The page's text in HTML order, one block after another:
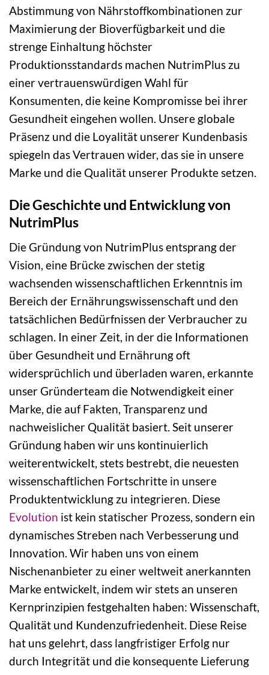
Abstimmung von Nährstoffkombinationen zur
Maximierung der Bioverfügbarkeit und die
strenge Einhaltung höchster
Produktionsstandards machen NutrimPlus zu
einer vertrauenswürdigen Wahl für
Konsumenten, die keine Kompromisse bei ihrer
Gesundheit eingehen wollen. Unsere globale
Präsenz und die Loyalität unserer Kundenbasis
spiegeln das Vertrauen wider, das sie in unsere
Marke und die Qualität unserer Produkte setzen.
Die Geschichte und Entwicklung von
NutrimPlus
Die Gründung von NutrimPlus entsprang der
Vision, eine Brücke zwischen der stetig
wachsenden wissenschaftlichen Erkenntnis im
Bereich der Ernährungswissenschaft und den
tatsächlichen Bedürfnissen der Verbraucher zu
schlagen. In einer Zeit, in der die Informationen
über Gesundheit und Ernährung oft
widersprüchlich und überladen waren, erkannte
unser Gründerteam die Notwendigkeit einer
Marke, die auf Fakten, Transparenz und
nachweislicher Qualität basiert. Seit unserer
Gründung haben wir uns kontinuierlich
weiterentwickelt, stets bestrebt, die neuesten
wissenschaftlichen Fortschritte in unsere
Produktentwicklung zu integrieren. Diese
Evolution ist kein statischer Prozess, sondern ein
dynamisches Streben nach Verbesserung und
Innovation. Wir haben uns von einem
Nischenanbieter zu einer weltweit anerkannten
Marke entwickelt, indem wir stets an unseren
Kernprinzipien festgehalten haben: Wissenschaft,
Qualität und Kundenzufriedenheit. Diese Reise
hat uns gelehrt, dass langfristiger Erfolg nur
durch Integrität und die konsequente Lieferung